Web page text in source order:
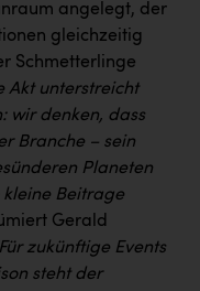
angelegt, der
gleichzeitig
Schmetterlinge
Akt unterstreicht
wir denken, dass
Branche – sein
Planeten
kleine Beitrage
Gerald
zukünftige Events
steht der